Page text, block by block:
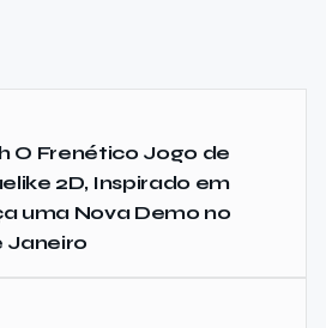
O Frenético Jogo de
2D, Inspirado em
uma Nova Demo no
Janeiro